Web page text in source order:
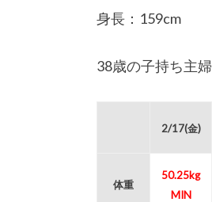
身長：159cm
38歳の子持ち主婦
2/17(金)
体重
50.25kg
MIN